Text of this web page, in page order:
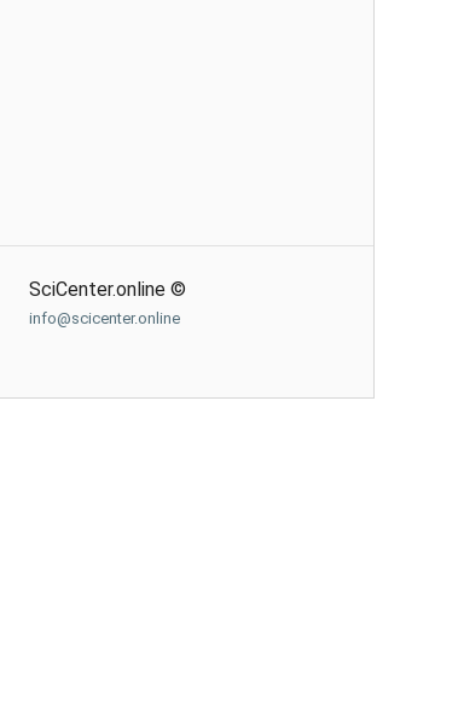
SciCenter.online ©
info@scicenter.online